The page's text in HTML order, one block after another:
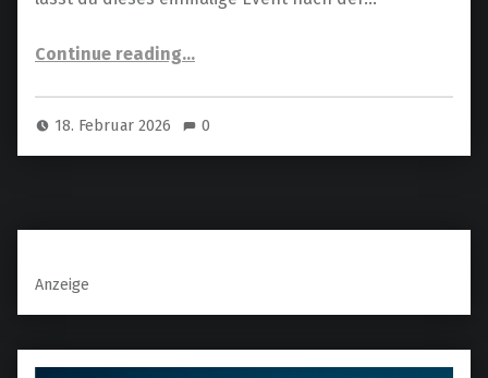
Continue reading“Die Osnabrücker Nacht des Sports – zwischen Sehnsucht und Realität”
…
18. Februar 2026 0
Anzeige